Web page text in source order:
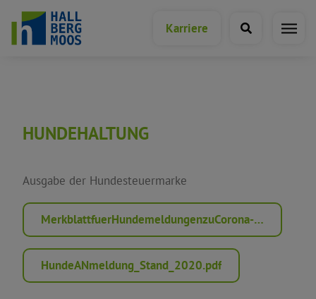
Karriere
Abfall & Entsorgung
Archiv
Ausweise, Genehmigungen &
Dokumente
HUNDEHALTUNG
Ausgabe der Hundesteuermarke
MerkblattfuerHundemeldungenzuCorona-Zeiten (1).pdf
HundeANmeldung_Stand_2020.pdf